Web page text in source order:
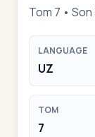
Tom 7 •
LANGUAGE
UZ
TOM
7